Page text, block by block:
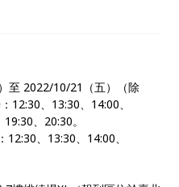
至 2022/10/21（五）（除
12:30、13:30、14:00、
、20:30。
、13:30、14:00、